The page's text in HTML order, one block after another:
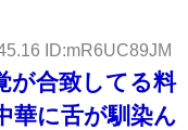
ID:mR6UC89JM
が合致してる料
華に舌が馴染ん